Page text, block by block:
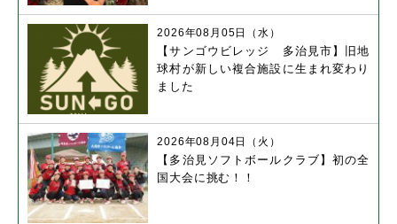
【サンゴウビレッジ 多治見市】旧地
球村が新しい複合施設に生まれ変わり
ました
2026年08月05日（水）
【多治見ソフトボールクラブ】初の全
国大会に挑む！！
2026年08月04日（火）